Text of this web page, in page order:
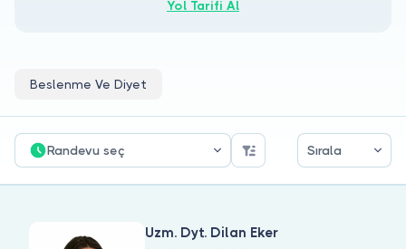
Yol Tarifi Al
Beslenme Ve Diyet
Randevu seç Sırala
Uzm. Dyt. Dilan Eker